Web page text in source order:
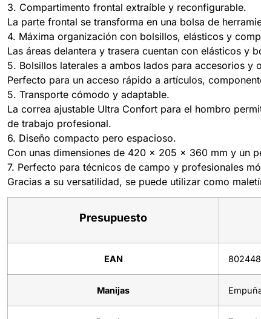
3. Compartimento frontal extraíble y reconfigurable.
La parte frontal se transforma en una bolsa de
4. Máxima organización con bolsillos, elásticos y
Las áreas delantera y trasera cuentan con elásticos y
5. Bolsillos laterales a ambos lados para accesorios y
Perfecto para un acceso rápido a artículos,
5. Transporte cómodo y adaptable.
La correa ajustable Ultra Confort para el hombro
de trabajo profesional.
6. Diseño compacto pero espacioso.
Con unas dimensiones de 420 x 205 x 360 mm y un
7. Perfecto para técnicos de campo y profesionales
Gracias a su versatilidad, se puede utilizar como
Presupuesto
EAN
Manijas